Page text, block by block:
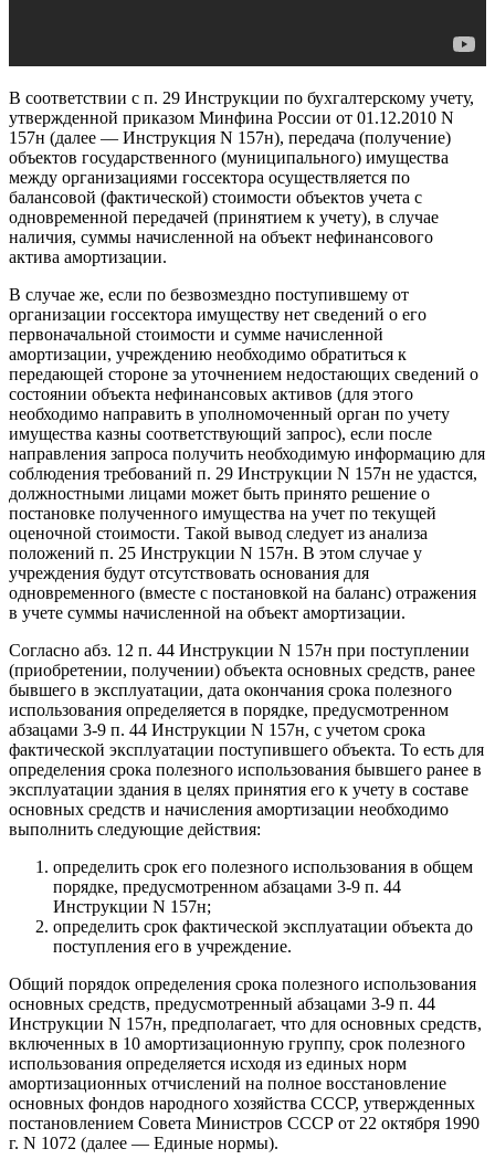
В соответствии с п. 29 Инструкции по бухгалтерскому учету,
утвержденной приказом Минфина России от 01.12.2010 N
157н (далее — Инструкция N 157н), передача (получение)
объектов государственного (муниципального) имущества
между организациями госсектора осуществляется по
балансовой (фактической) стоимости объектов учета с
одновременной передачей (принятием к учету), в случае
наличия, суммы начисленной на объект нефинансового
актива амортизации.
В случае же, если по безвозмездно поступившему от
организации госсектора имуществу нет сведений о его
первоначальной стоимости и сумме начисленной
амортизации, учреждению необходимо обратиться к
передающей стороне за уточнением недостающих сведений о
состоянии объекта нефинансовых активов (для этого
необходимо направить в уполномоченный орган по учету
имущества казны соответствующий запрос), если после
направления запроса получить необходимую информацию для
соблюдения требований п. 29 Инструкции N 157н не удастся,
должностными лицами может быть принято решение о
постановке полученного имущества на учет по текущей
оценочной стоимости. Такой вывод следует из анализа
положений п. 25 Инструкции N 157н. В этом случае у
учреждения будут отсутствовать основания для
одновременного (вместе с постановкой на баланс) отражения
в учете суммы начисленной на объект амортизации.
Согласно абз. 12 п. 44 Инструкции N 157н при поступлении
(приобретении, получении) объекта основных средств, ранее
бывшего в эксплуатации, дата окончания срока полезного
использования определяется в порядке, предусмотренном
абзацами 3-9 п. 44 Инструкции N 157н, с учетом срока
фактической эксплуатации поступившего объекта. То есть для
определения срока полезного использования бывшего ранее в
эксплуатации здания в целях принятия его к учету в составе
основных средств и начисления амортизации необходимо
выполнить следующие действия:
определить срок его полезного использования в общем
порядке, предусмотренном абзацами 3-9 п. 44
Инструкции N 157н;
определить срок фактической эксплуатации объекта до
поступления его в учреждение.
Общий порядок определения срока полезного использования
основных средств, предусмотренный абзацами 3-9 п. 44
Инструкции N 157н, предполагает, что для основных средств,
включенных в 10 амортизационную группу, срок полезного
использования определяется исходя из единых норм
амортизационных отчислений на полное восстановление
основных фондов народного хозяйства СССР, утвержденных
постановлением Совета Министров СССР от 22 октября 1990
г. N 1072 (далее — Единые нормы).